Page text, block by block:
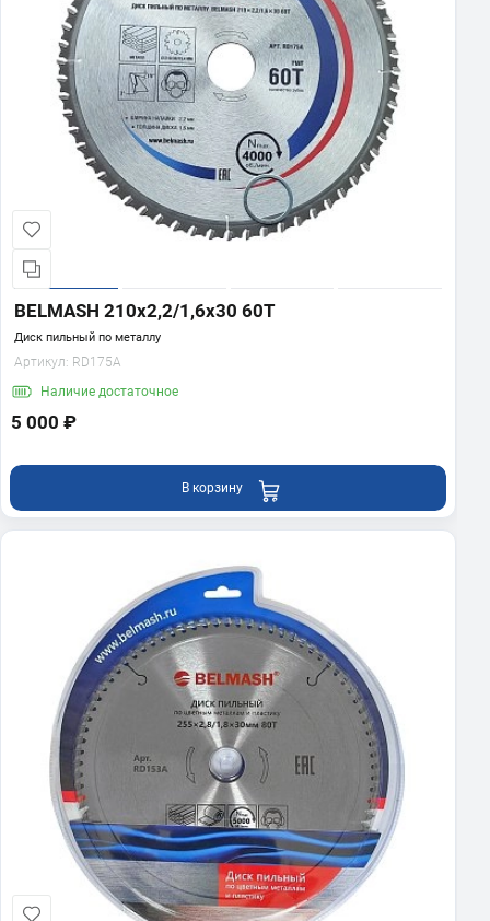
BELMASH 210x2,2/1,6x30 60T
Диск пильный по металлу
Артикул: RD175A
Наличие достаточное
5 000 ₽
В корзину